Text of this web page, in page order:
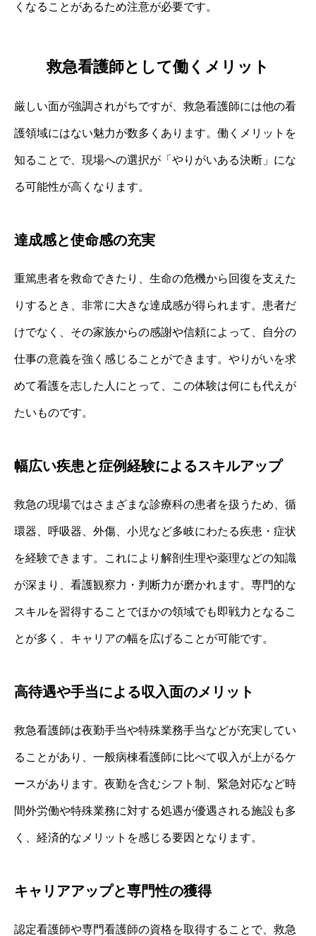
くなることがあるため注意が必要です。
救急看護師として働くメリット
厳しい面が強調されがちですが、救急看護師には他の看
護領域にはない魅力が数多くあります。働くメリットを
知ることで、現場への選択が「やりがいある決断」にな
る可能性が高くなります。
達成感と使命感の充実
重篤患者を救命できたり、生命の危機から回復を支えた
りするとき、非常に大きな達成感が得られます。患者だ
けでなく、その家族からの感謝や信頼によって、自分の
仕事の意義を強く感じることができます。やりがいを求
めて看護を志した人にとって、この体験は何にも代えが
たいものです。
幅広い疾患と症例経験によるスキルアップ
救急の現場ではさまざまな診療科の患者を扱うため、循
環器、呼吸器、外傷、小児など多岐にわたる疾患・症状
を経験できます。これにより解剖生理や薬理などの知識
が深まり、看護観察力・判断力が磨かれます。専門的な
スキルを習得することでほかの領域でも即戦力となるこ
とが多く、キャリアの幅を広げることが可能です。
高待遇や手当による収入面のメリット
救急看護師は夜勤手当や特殊業務手当などが充実してい
ることがあり、一般病棟看護師に比べて収入が上がるケ
ースがあります。夜勤を含むシフト制、緊急対応など時
間外労働や特殊業務に対する処遇が優遇される施設も多
く、経済的なメリットを感じる要因となります。
キャリアアップと専門性の獲得
認定看護師や専門看護師の資格を取得することで、救急